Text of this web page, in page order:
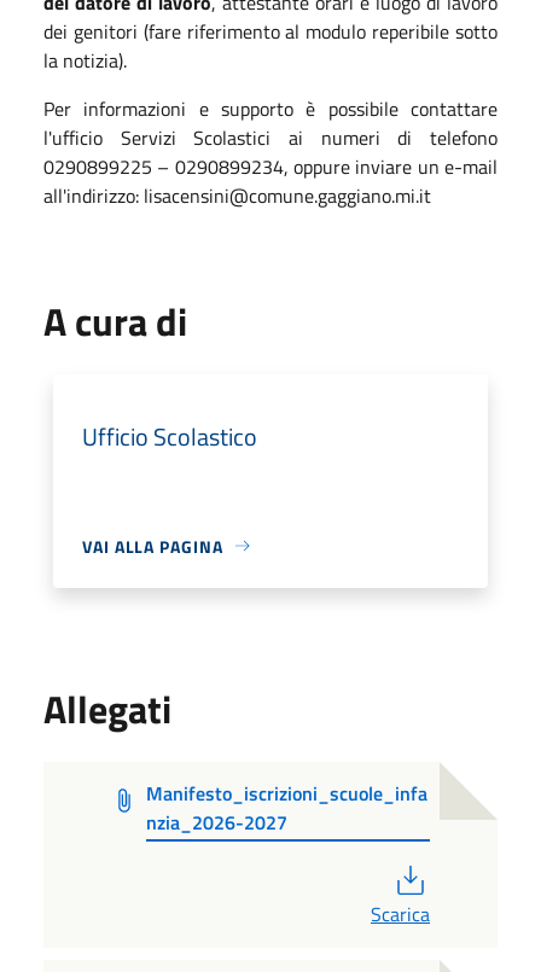
dei genitori (fare riferimento al modulo reperibile sotto
la notizia).
Per informazioni e supporto è possibile contattare
l'ufficio Servizi Scolastici ai numeri di telefono
0290899225 – 0290899234, oppure inviare un e-mail
all'indirizzo: lisacensini@comune.gaggiano.mi.it
A cura di
Ufficio Scolastico
VAI ALLA PAGINA
Allegati
Manifesto_iscrizioni_scuole_infa
nzia_2026-2027
Scarica